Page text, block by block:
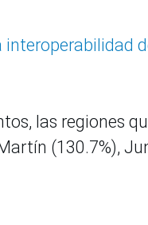
interoperabilidad
las regiones
(130.7%),